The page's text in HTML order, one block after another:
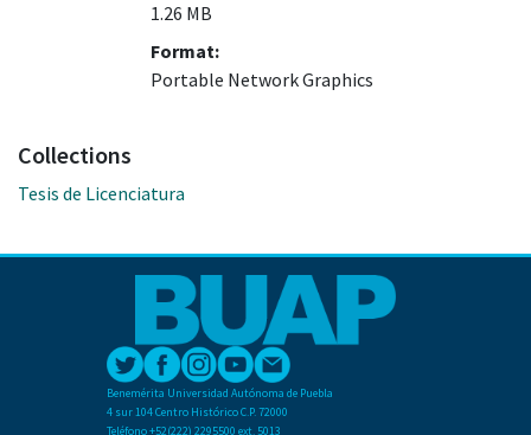
1.26 MB
Format:
Portable Network Graphics
Collections
Tesis de Licenciatura
Benemérita Universidad Autónoma de Puebla
4 sur 104 Centro Histórico C.P. 72000
Teléfono +52(222) 2295500 ext. 5013